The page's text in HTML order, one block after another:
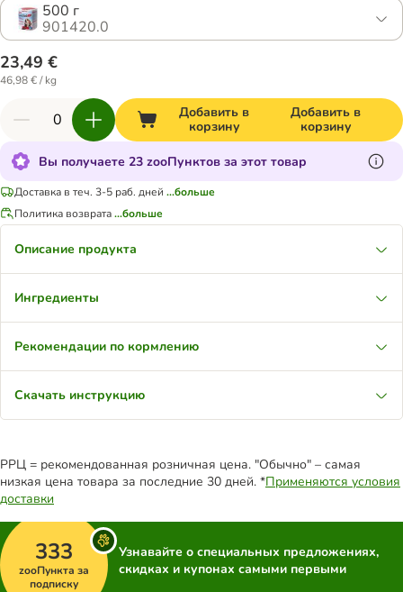
500 г
901420.0
23,49 €
46,98 € / kg
Добавить в
корзину
Добавить в
корзину
Вы получаете 23 zooПунктов за этот товар
Доставка в теч. 3-5 раб. дней ...больше
Политика возврата...больше
Описание продукта
Ингредиенты
Рекомендации по кормлению
Скачать инструкцию
РРЦ = рекомендованная розничная цена. "Обычно" – самая
низкая цена товара за последние 30 дней. *Применяются условия
доставки
333
zooПункта за
подписку
Узнавайте о специальных предложениях,
скидках и купонах самыми первыми